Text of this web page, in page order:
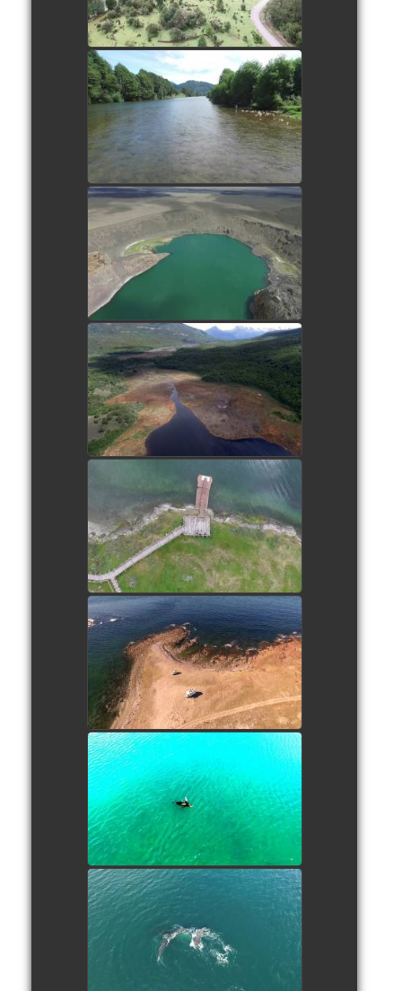
Instant de pêche
watch video
Laguna Azul
watch video
Tourbière du parc National de
la Terre de Feu
watch video
Fin del mondo
watch video
Bivouac à Cabo Dos Bahias
watch video
Une otarie en mer
watch video
Les baleines de Valdès vues du
ciel
watch video